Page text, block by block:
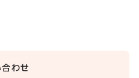
合わせ